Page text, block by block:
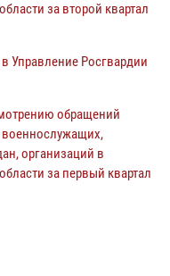
за второй квартал
Управление Росгвардии
обращений
организаций в
за первый квартал